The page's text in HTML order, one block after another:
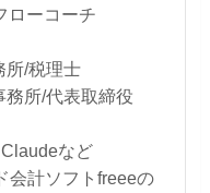
ローコーチ
所/税理士
所/代表取締役
など
会計ソフトfreeeの